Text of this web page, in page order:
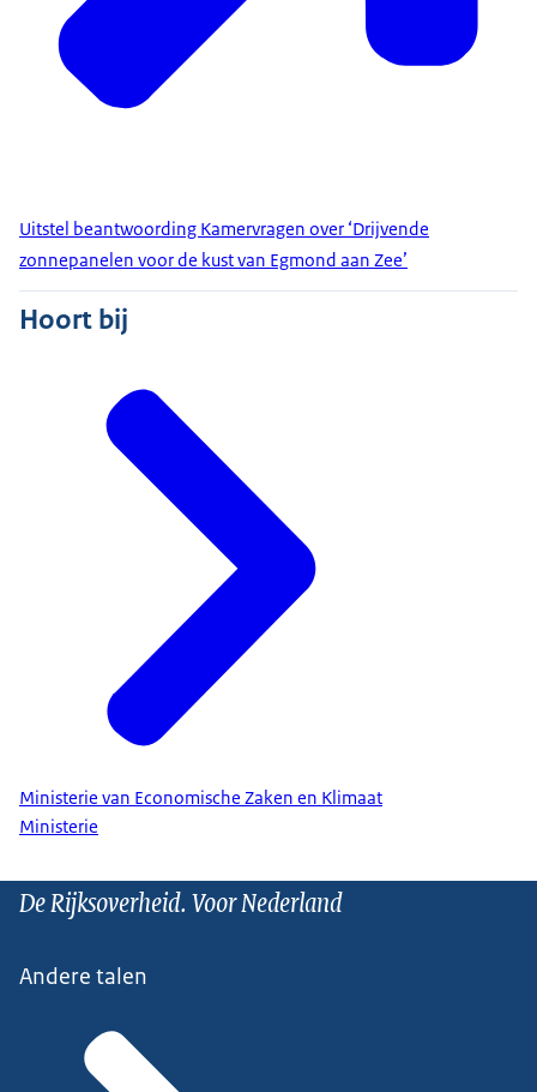
Uitstel beantwoording Kamervragen over ‘Drijvende
zonnepanelen voor de kust van Egmond aan Zee’
Hoort bij
Ministerie van Economische Zaken en Klimaat
Ministerie
De Rijksoverheid. Voor Nederland
Andere talen